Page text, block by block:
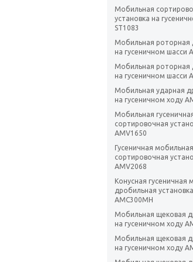
Мобильная
установка на
ST1083
Мобильная роторная
на гусеничном шасси
Мобильная роторная
на гусеничном шасси
Мобильная ударная
на гусеничном ходу
Мобильная
сортировочная
AMV1650
Гусеничная мобильная
сортировочная
AMV2068
Конусная гусеничная
дробильная установка
AMC300MH
Мобильная щековая
на гусеничном ходу
Мобильная щековая
на гусеничном ходу